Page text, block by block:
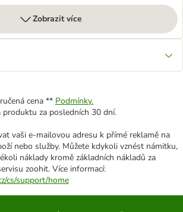
Zobrazit více
cena ** Podmínky.
produktu za posledních 30 dní.
vaši e-mailovou adresu k přímé reklamě na
nebo služby. Můžete kdykoli vznést námitku,
náklady kromě základních nákladů za
zoohit. Více informací:
cs/support/home